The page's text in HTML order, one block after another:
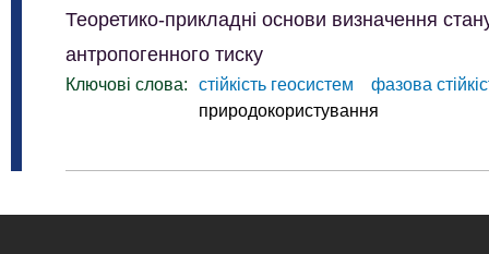
Теоретико-прикладні основи визначення
антропогенного тиску
Ключові слова: стійкість геосистем
фазова
природокористування